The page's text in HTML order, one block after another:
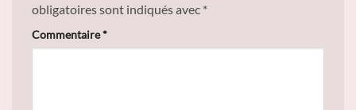
obligatoires sont indiqués avec *
Commentaire*